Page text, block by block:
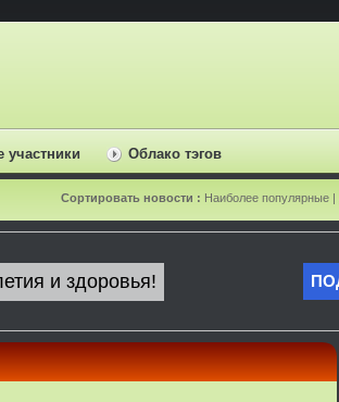
участники Облако тэгов
Сортировать новости : Наиболее популярные |